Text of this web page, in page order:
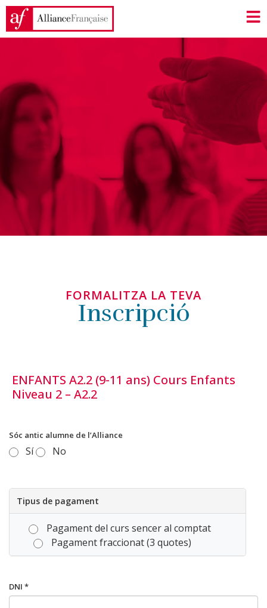
FORMALITZA LA TEVA
Inscripció
ENFANTS A2.2 (9-11 ans) Cours Enfants
Niveau 2 – A2.2
Sóc antic alumne de l’Alliance
Sí No
Tipus de pagament
Pagament del curs sencer al comptat
Pagament fraccionat (3 quotes)
DNI *